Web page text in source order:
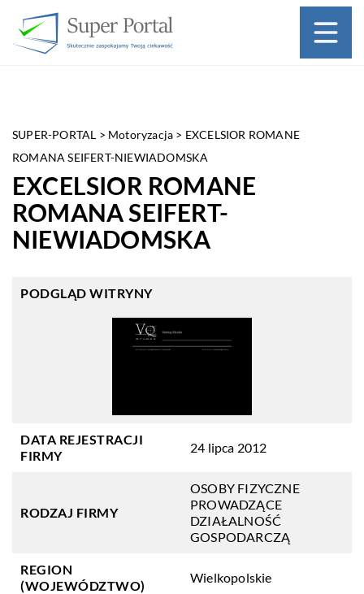
SUPER-PORTAL > Motoryzacja > EXCELSIOR ROMANE
ROMANA SEIFERT-NIEWIADOMSKA
EXCELSIOR ROMANE
ROMANA SEIFERT-
NIEWIADOMSKA
PODGLĄD WITRYNY
DATA REJESTRACJI
FIRMY
24 lipca 2012
RODZAJ FIRMY
OSOBY FIZYCZNE
PROWADZĄCE
DZIAŁALNOŚĆ
GOSPODARCZĄ
REGION
(WOJEWÓDZTWO)
Wielkopolskie